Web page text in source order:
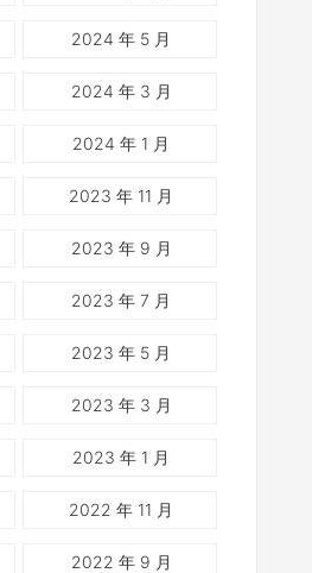
2024 年 5 月
2024 年 3 月
2024 年 1 月
2023 年 11 月
2023 年 9 月
2023 年 7 月
2023 年 5 月
2023 年 3 月
2023 年 1 月
2022 年 11 月
2022 年 9 月